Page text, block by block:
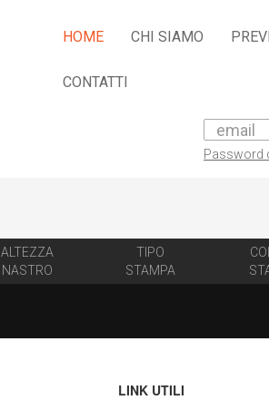
HOME CHI SIAMO
CONTATTI
Password
ALTEZZA
NASTRO
TIPO
STAMPA
LINK UTILI